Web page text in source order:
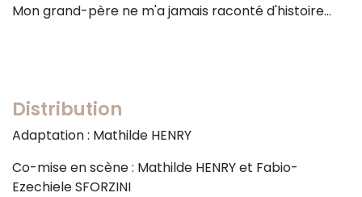
Mon grand-père ne m'a jamais raconté d'histoire...
Distribution
Adaptation : Mathilde HENRY
Co-mise en scène : Mathilde HENRY et Fabio-
Ezechiele SFORZINI